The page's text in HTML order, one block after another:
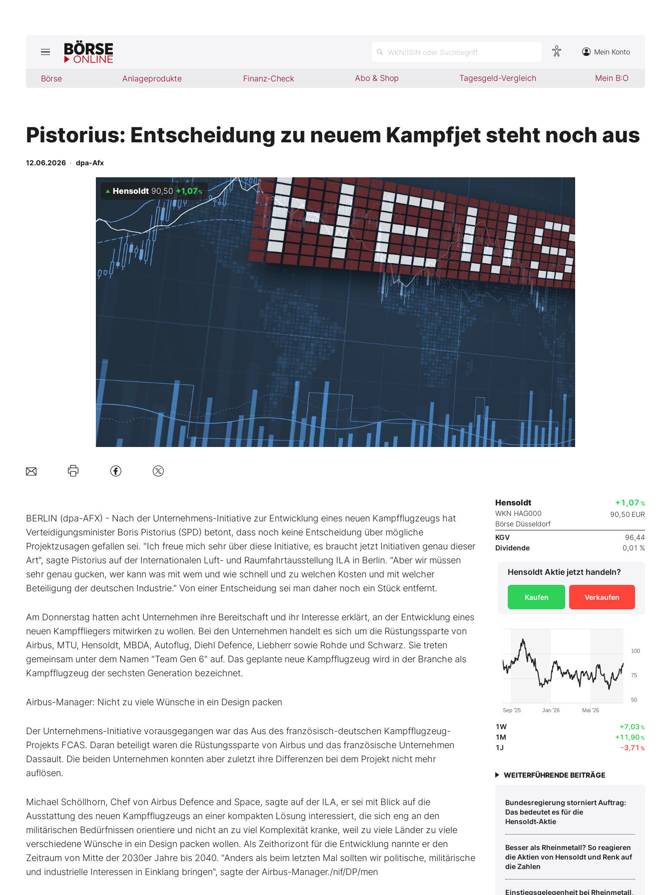
WKN/ISIN oder Suchbegriff Mein Konto
Börse Anlageprodukte Finanz-Check Abo & Shop Tagesgeld-Vergleich Mein B:O
Börse
Finanz-Check
Abo & Shop
BO-Musterdepots
Mein B:O
Mein Konto
Pistorius: Entscheidung zu neuem Kampfjet steht noch aus
12.06.2026 · dpa-Afx
Hensoldt 90,50 +1,07%
BERLIN (dpa-AFX) - Nach der Unternehmens-Initiative zur Entwicklung eines neuen Kampfflugzeugs hat
Verteidigungsminister Boris Pistorius (SPD) betont, dass noch keine Entscheidung über mögliche
Projektzusagen gefallen sei. "Ich freue mich sehr über diese Initiative, es braucht jetzt Initiativen genau dieser
Art", sagte Pistorius auf der Internationalen Luft- und Raumfahrtausstellung ILA in Berlin. "Aber wir müssen
sehr genau gucken, wer kann was mit wem und wie schnell und zu welchen Kosten und mit welcher
Beteiligung der deutschen Industrie." Von einer Entscheidung sei man daher noch ein Stück entfernt.
Am Donnerstag hatten acht Unternehmen ihre Bereitschaft und ihr Interesse erklärt, an der Entwicklung eines
neuen Kampffliegers mitwirken zu wollen. Bei den Unternehmen handelt es sich um die Rüstungssparte von
Airbus, MTU, Hensoldt, MBDA, Autoflug, Diehl Defence, Liebherr sowie Rohde und Schwarz. Sie treten
gemeinsam unter dem Namen "Team Gen 6" auf. Das geplante neue Kampfflugzeug wird in der Branche als
Kampfflugzeug der sechsten Generation bezeichnet.
Airbus-Manager: Nicht zu viele Wünsche in ein Design packen
Der Unternehmens-Initiative vorausgegangen war das Aus des französisch-deutschen Kampfflugzeug-
Projekts FCAS. Daran beteiligt waren die Rüstungssparte von Airbus und das französische Unternehmen
Dassault. Die beiden Unternehmen konnten aber zuletzt ihre Differenzen bei dem Projekt nicht mehr
auflösen.
Michael Schöllhorn, Chef von Airbus Defence and Space, sagte auf der ILA, er sei mit Blick auf die
Ausstattung des neuen Kampfflugzeugs an einer kompakten Lösung interessiert, die sich eng an den
militärischen Bedürfnissen orientiere und nicht an zu viel Komplexität kranke, weil zu viele Länder zu viele
verschiedene Wünsche in ein Design packen wollen. Als Zeithorizont für die Entwicklung nannte er den
Zeitraum von Mitte der 2030er Jahre bis 2040. "Anders als beim letzten Mal sollten wir politische, militärische
und industrielle Interessen in Einklang bringen", sagte der Airbus-Manager./nif/DP/men
Hensoldt
WKN HAG000
Börse Düsseldorf
+1,07 %
90,50 EUR
KGV
96,44
Dividende
0,01 %
Hensoldt Aktie jetzt handeln?
Kaufen Verkaufen
Jan '26
Sep '25 Mai '26
50
75
100
1W +7,03%
1M +11,90%
1J -3,71 %
WEITERFÜHRENDE BEITRÄGE
Bundesregierung storniert Auftrag:
Das bedeutet es für die
Hensoldt‑Aktie
Besser als Rheinmetall? So reagieren
die Aktien von Hensoldt und Renk auf
die Zahlen
Einstiegsgelegenheit bei Rheinmetall,